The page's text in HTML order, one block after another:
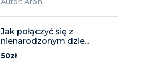
Autor: Aron
Jak połączyć się z
nienarodzonym dzie...
50zł